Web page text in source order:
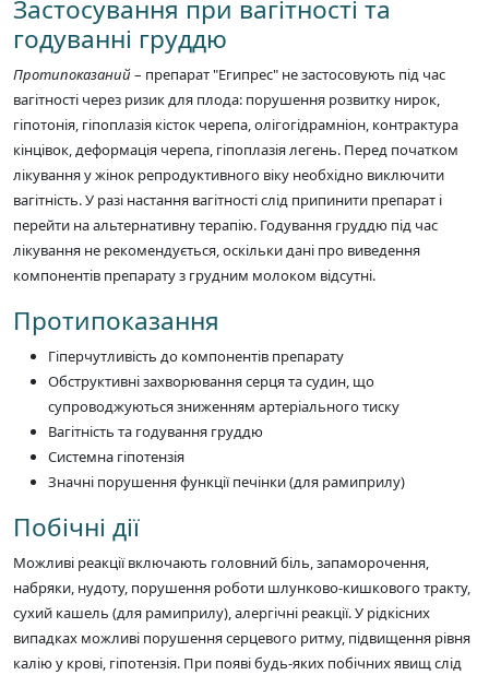
Застосування при вагітності та
годуванні груддю
Протипоказаний– препарат "Египрес" не застосовують під час
вагітності через ризик для плода: порушення розвитку нирок,
гіпотонія, гіпоплазія кісток черепа, олігогідрамніон, контрактура
кінцівок, деформація черепа, гіпоплазія легень. Перед початком
лікування у жінок репродуктивного віку необхідно виключити
вагітність. У разі настання вагітності слід припинити препарат і
перейти на альтернативну терапію. Годування груддю під час
лікування не рекомендується, оскільки дані про виведення
компонентів препарату з грудним молоком відсутні.
Протипоказання
Гіперчутливість до компонентів препарату
Обструктивні захворювання серця та судин, що
супроводжуються зниженням артеріального тиску
Вагітність та годування груддю
Системна гіпотензія
Значні порушення функції печінки (для рамиприлу)
Побічні дії
Можливі реакції включають головний біль, запаморочення,
набряки, нудоту, порушення роботи шлунково-кишкового тракту,
сухий кашель (для рамиприлу), алергічні реакції. У рідкісних
випадках можливі порушення серцевого ритму, підвищення рівня
калію у крові, гіпотензія. При появі будь-яких побічних явищ слід